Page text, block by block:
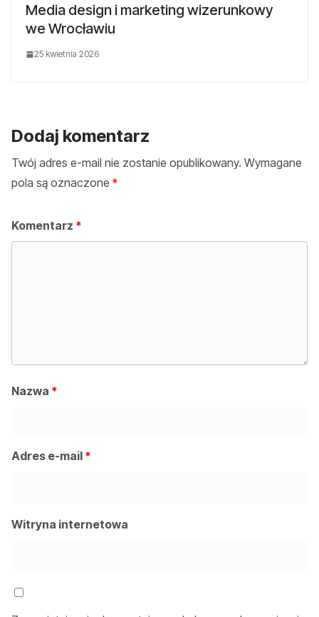
Media design i marketing wizerunkowy
we Wrocławiu
25 kwietnia 2026
Dodaj komentarz
Twój adres e-mail nie zostanie opublikowany. Wymagane
pola są oznaczone *
Komentarz *
Nazwa *
Adres e-mail *
Witryna internetowa